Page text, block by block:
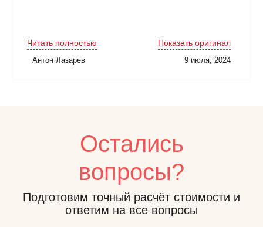
Читать полностью Показать оригинал
Антон Лазарев 9 июля, 2024
Остались
вопросы?
Подготовим точный расчёт стоимости и
ответим на все вопросы